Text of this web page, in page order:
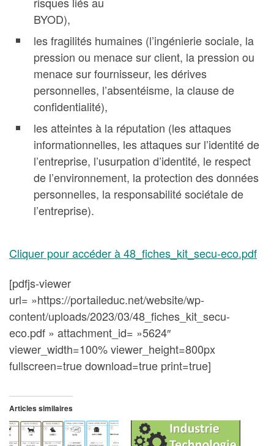
BYOD),
les fragilités humaines (l’ingénierie sociale, la
pression ou menace sur client, la pression ou
menace sur fournisseur, les dérives
personnelles, l’absentéisme, la clause de
confidentialité),
les atteintes à la réputation (les attaques
informationnelles, les attaques sur l’identité de
l’entreprise, l’usurpation d’identité, le respect
de l’environnement, la protection des données
personnelles, la responsabilité sociétale de
l’entreprise).
Cliquer pour accéder à 48_fiches_kit_secu-eco.pdf
[pdfjs-viewer
url= »https://portaileduc.net/website/wp-
content/uploads/2023/03/48_fiches_kit_secu-
eco.pdf » attachment_id= »5624″
viewer_width=100% viewer_height=800px
fullscreen=true download=true print=true]
Articles similaires